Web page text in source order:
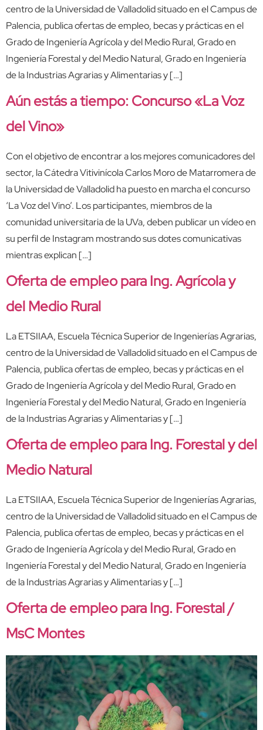
centro de la Universidad de Valladolid situado en el Campus de
Palencia, publica ofertas de empleo, becas y prácticas en el
Grado de Ingeniería Agrícola y del Medio Rural, Grado en
Ingeniería Forestal y del Medio Natural, Grado en Ingeniería
de la Industrias Agrarias y Alimentarias y […]
Aún estás a tiempo: Concurso «La Voz
del Vino»
Con el objetivo de encontrar a los mejores comunicadores del
sector, la Cátedra Vitivinícola Carlos Moro de Matarromera de
la Universidad de Valladolid ha puesto en marcha el concurso
‘La Voz del Vino’. Los participantes, miembros de la
comunidad universitaria de la UVa, deben publicar un vídeo en
su perfil de Instagram mostrando sus dotes comunicativas
mientras explican […]
Oferta de empleo para Ing. Agrícola y
del Medio Rural
La ETSIIAA, Escuela Técnica Superior de Ingenierías Agrarias,
centro de la Universidad de Valladolid situado en el Campus de
Palencia, publica ofertas de empleo, becas y prácticas en el
Grado de Ingeniería Agrícola y del Medio Rural, Grado en
Ingeniería Forestal y del Medio Natural, Grado en Ingeniería
de la Industrias Agrarias y Alimentarias y […]
Oferta de empleo para Ing. Forestal y del
Medio Natural
La ETSIIAA, Escuela Técnica Superior de Ingenierías Agrarias,
centro de la Universidad de Valladolid situado en el Campus de
Palencia, publica ofertas de empleo, becas y prácticas en el
Grado de Ingeniería Agrícola y del Medio Rural, Grado en
Ingeniería Forestal y del Medio Natural, Grado en Ingeniería
de la Industrias Agrarias y Alimentarias y […]
Oferta de empleo para Ing. Forestal /
MsC Montes